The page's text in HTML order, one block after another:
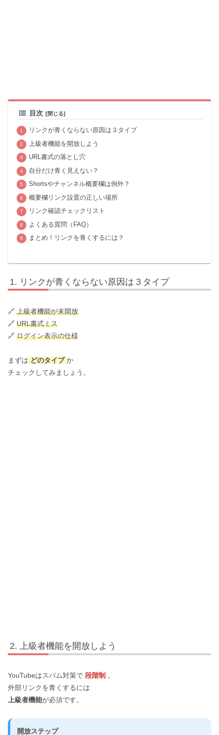
目次
リンクが青くならない原因は３タイプ
上級者機能を開放しよう
URL書式の落とし穴
自分だけ青く見えない？
Shortsやチャンネル概要欄は例外？
概要欄リンク設置の正しい場所
リンク確認チェックリスト
よくある質問（FAQ）
まとめ！リンクを青くするには？
リンクが青くならない原因は３タイプ
🔗 上級者機能が未開放
🔗 URL書式ミス
🔗 ログイン表示の仕様
まずは どのタイプか
チェックしてみましょう。
上級者機能を開放しよう
YouTubeはスパム対策で 段階制 。
外部リンクを青くするには
上級者機能が必須です。
開放ステップ